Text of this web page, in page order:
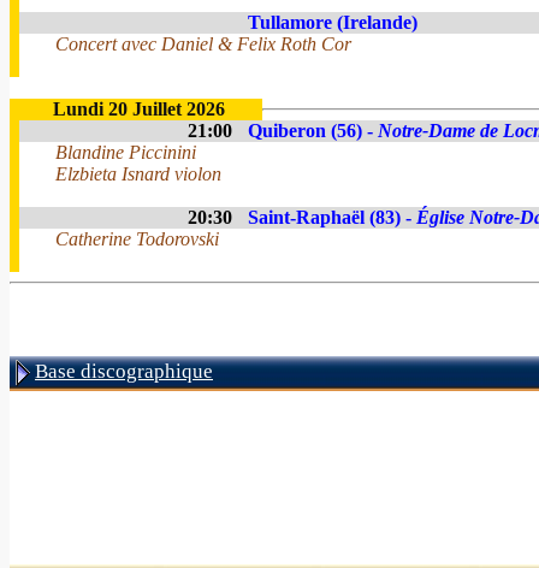
Tullamore (Irelande)
Concert avec Daniel & Felix Roth Cor
Lundi 20 Juillet 2026
21:00
Quiberon (56) - Notre-Dame de
Blandine Piccinini
Elzbieta Isnard violon
20:30 Saint-Raphaël (83) - Église Notre-
Catherine Todorovski
Base discographique